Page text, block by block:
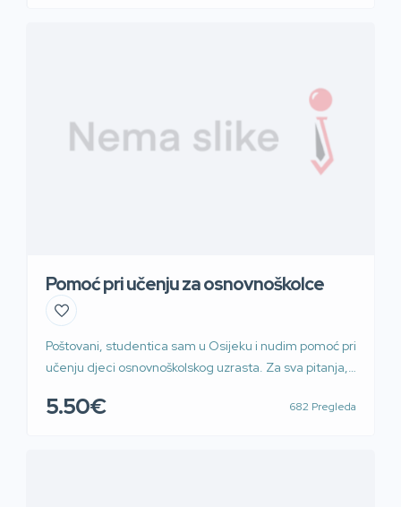
Pomoć pri učenju za osnovnoškolce
Poštovani, studentica sam u Osijeku i nudim pomoć pri
učenju djeci osnovnoškolskog uzrasta. Za sva pitanja,
anamarija.mudri1207@gmail.com
5.50€ 682 Pregleda